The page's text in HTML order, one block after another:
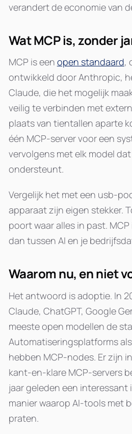
verandert de economie van
Wat MCP is, zonder
MCP is een open standaard,
ontwikkeld door Anthropic,
Claude, die het mogelijk
veilig te verbinden met
plaats van tientallen aparte
één MCP-server voor een
vervolgens met elk model
ondersteunt.
Vergelijk het met een usb-
apparaat zijn eigen stekker.
poort waar alles in past.
dan tussen AI en je
Waarom nu, en niet
Het antwoord is adoptie. In
Claude, ChatGPT, Google
meeste open modellen de
Automatiseringsplatforms
hebben MCP-nodes. Er zijn
kant-en-klare MCP-servers
jaar geleden een interessant
manier waarop AI-tools met
praten.